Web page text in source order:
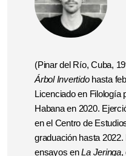
(Pinar del Río, Cuba,
Árbol Invertidohasta
Licenciado en Filología
Habana en 2020.
en el Centro de
graduación hasta
ensayos enLa Jeringa,